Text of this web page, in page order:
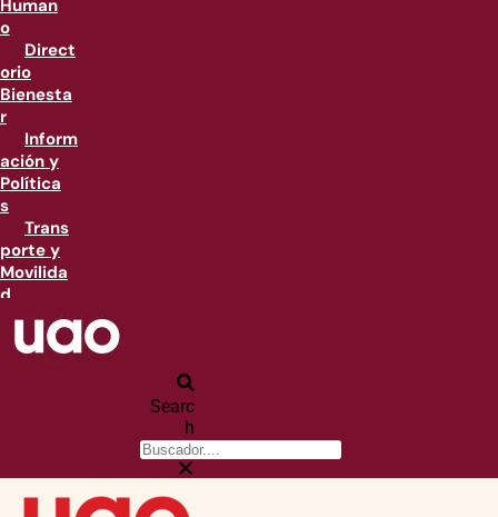
Human
o
Direct
orio
Bienesta
r
Inform
ación y
Política
s
Trans
porte y
Movilida
d
Searc
h